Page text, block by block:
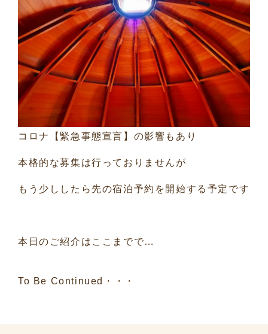
コロナ【緊急事態宣言】の影響もあり
本格的な募集は行っておりませんが
もう少ししたら先の宿泊予約を開始する予定です
本日のご紹介はここまでで…
To Be Continued・・・